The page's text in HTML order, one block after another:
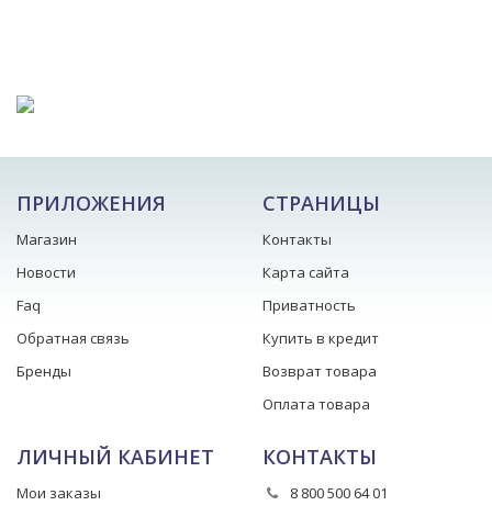
ПРИЛОЖЕНИЯ
Магазин
Новости
Faq
Обратная связь
Бренды
СТРАНИЦЫ
Контакты
Карта сайта
Приватность
Купить в кредит
Возврат товара
Оплата товара
ЛИЧНЫЙ КАБИНЕТ
Мои заказы
КОНТАКТЫ
8 800 500 64 01